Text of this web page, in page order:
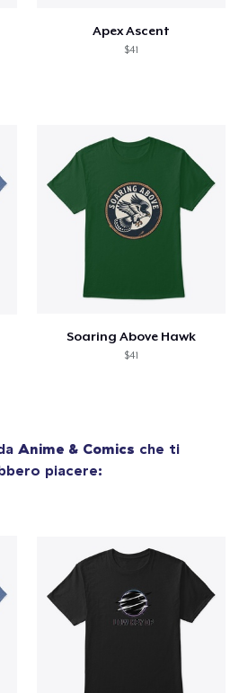
Apex Ascent
$41
Soaring Above Hawk
$41
Anime & Comics che ti
piacere: